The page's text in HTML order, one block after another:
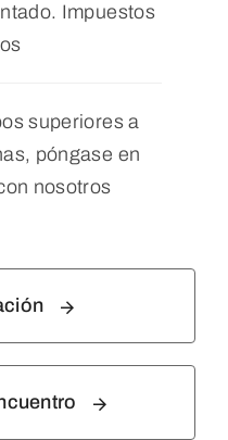
Impuestos
superiores a
póngase en
nosotros